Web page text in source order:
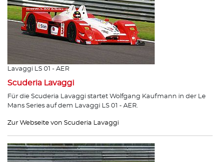
Lavaggi LS 01 - AER
Scuderia Lavaggi
Für die Scuderia Lavaggi startet Wolfgang Kaufmann in der Le
Mans Series auf dem Lavaggi LS 01 - AER.
Zur Webseite von Scuderia Lavaggi